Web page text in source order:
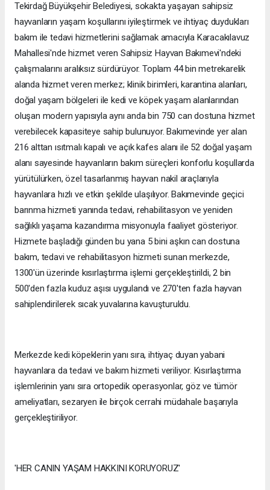
Tekirdağ Büyükşehir Belediyesi, sokakta yaşayan sahipsiz
hayvanların yaşam koşullarını iyileştirmek ve ihtiyaç duydukları
bakım ile tedavi hizmetlerini sağlamak amacıyla Karacakılavuz
Mahallesi'nde hizmet veren Sahipsiz Hayvan Bakımevi'ndeki
çalışmalarını aralıksız sürdürüyor. Toplam 44 bin metrekarelik
alanda hizmet veren merkez; klinik birimleri, karantina alanları,
doğal yaşam bölgeleri ile kedi ve köpek yaşam alanlarından
oluşan modern yapısıyla aynı anda bin 750 can dostuna hizmet
verebilecek kapasiteye sahip bulunuyor. Bakımevinde yer alan
216 alttan ısıtmalı kapalı ve açık kafes alanı ile 52 doğal yaşam
alanı sayesinde hayvanların bakım süreçleri konforlu koşullarda
yürütülürken, özel tasarlanmış hayvan nakil araçlarıyla
hayvanlara hızlı ve etkin şekilde ulaşılıyor. Bakımevinde geçici
barınma hizmeti yanında tedavi, rehabilitasyon ve yeniden
sağlıklı yaşama kazandırma misyonuyla faaliyet gösteriyor.
Hizmete başladığı günden bu yana 5 bini aşkın can dostuna
bakım, tedavi ve rehabilitasyon hizmeti sunan merkezde,
1300'ün üzerinde kısırlaştırma işlemi gerçekleştirildi, 2 bin
500'den fazla kuduz aşısı uygulandı ve 270'ten fazla hayvan
sahiplendirilerek sıcak yuvalarına kavuşturuldu.
Merkezde kedi köpeklerin yanı sıra, ihtiyaç duyan yabani
hayvanlara da tedavi ve bakım hizmeti veriliyor. Kısırlaştırma
işlemlerinin yanı sıra ortopedik operasyonlar, göz ve tümör
ameliyatları, sezaryen ile birçok cerrahi müdahale başarıyla
gerçekleştiriliyor.
'HER CANIN YAŞAM HAKKINI KORUYORUZ'